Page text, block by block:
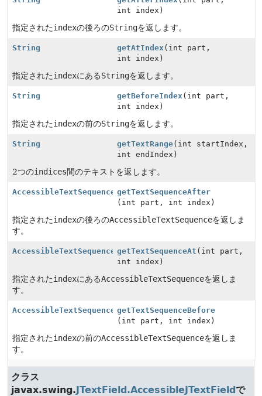
int index)
指定されたindexの後ろのStringを返します。
String getAtIndex(int part,
int index)
指定されたindexにあるStringを返します。
String getBeforeIndex(int part,
int index)
指定されたindexの前のStringを返します。
String getTextRange(int startIndex,
int endIndex)
2つのindices間のテキストを返します。
AccessibleTextSequence getTextSequenceAfter
(int part, int index)
指定されたindexの後ろのAccessibleTextSequenceを返しま
す。
AccessibleTextSequence getTextSequenceAt (int part,
int index)
指定されたindexにあるAccessibleTextSequenceを返しま
す。
AccessibleTextSequence getTextSequenceBefore
(int part, int index)
指定されたindexの前のAccessibleTextSequenceを返しま
す。
クラス
javax.swing.JTextField.AccessibleJTextFieldで